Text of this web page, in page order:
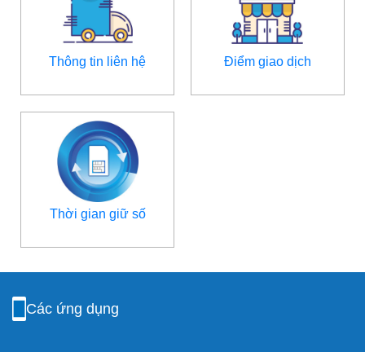
Thông tin liên hệ Điểm giao dịch
Thời gian giữ số
Các ứng dụng